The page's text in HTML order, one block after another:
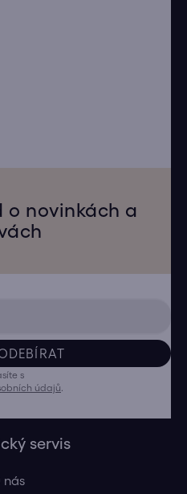
o novinkách a
s
údajů
servis
nás